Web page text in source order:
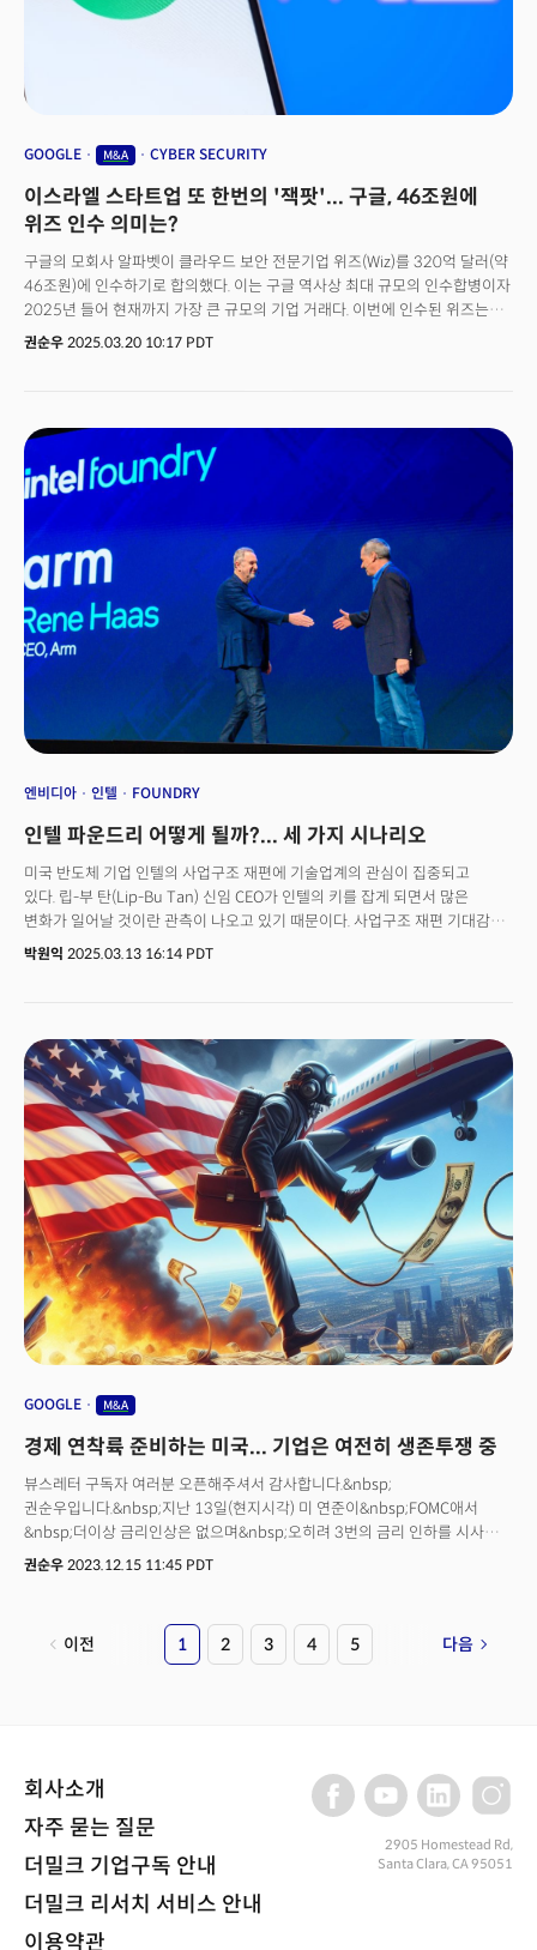
GOOGLE M&A CYBER SECURITY
이스라엘 스타트업 또 한번의 '잭팟'... 구글, 46조원에
위즈 인수 의미는?
구글의 모회사 알파벳이 클라우드 보안 전문기업 위즈(Wiz)를 320억 달러(약
46조원)에 인수하기로 합의했다. 이는 구글 역사상 최대 규모의 인수합병이자
2025년 들어 현재까지 가장 큰 규모의 기업 거래다. 이번에 인수된 위즈는
이스라엘 출신 스타트업으로 또 한번의 '잭팟 신화'를 만들게 됐다. 19일
위협을 식별하는 기술을 보유한 클라우드 보안 소프트웨어 기업이다. 현재
아마존웹서비스(AWS), 마이크로소프트(MS), 구글 등 주요 클라우드 기업들에
보안 서비스를 제공 중이다. 위즈는 2020년 아사프 라파포트 CEO가 설립한
신생 기업으로, 설립 후 빠르게 성장, 지난해 말 160억 달러의 기업가치를
인정받았다. 세쿼이아 캐피털, 안드레센 호로위츠, 인덱스 벤처스, 그리노크스
등 실리콘밸리의 유명 벤처캐피털들로부터 투자를 유치한 바 있다.알파벳은
이미 지난해에도 위즈 인수를 시도했으나 당시 제시한 230억 달러의
인수가가 거절되면서 무산됐다. 당시 위즈 측은 기업공개(IPO)를 추진한다는
이유로 인수 제안을 거절했으나, 최근 IPO 시장이 침체되면서 인수합병을
다시 검토하게 되었고, 결국 더 높은 금액에 합의가 이루어졌다.이번 인수는
구글이 2012년 모토로라 모빌리티를 125억 달러에 인수한 기록의 두 배를
훨씬 웃도는 규모로, 구글 역사상 최대 규모의 인수합병이 될 전망이다.
권순우 2025.03.20 10:17 PDT
엔비디아 인텔 FOUNDRY
인텔 파운드리 어떻게 될까?... 세 가지 시나리오
미국 반도체 기업 인텔의 사업구조 재편에 기술업계의 관심이 집중되고
있다. 립-부 탄(Lip-Bu Tan) 신임 CEO가 인텔의 키를 잡게 되면서 많은
변화가 일어날 것이란 관측이 나오고 있기 때문이다. 사업구조 재편 기대감에
13일(현지시각) 인텔의 주가는 14.6% 급등한 23.70달러에 거래를 마쳤다.
진스너, 미셸 존스턴 홀트하우스 임시 공동 CEO 체제로 운영됐었다. 탄 신임
CEO는 지난 2024년 8월 인텔 이사회에서 물러난 후 인텔 이사회에 다시
합류하게 됐다.
박원익 2025.03.13 16:14 PDT
GOOGLE M&A
경제 연착륙 준비하는 미국... 기업은 여전히 생존투쟁 중
뷰스레터 구독자 여러분 오픈해주셔서 감사합니다.&nbsp;
권순우입니다.&nbsp;지난 13일(현지시각) 미 연준이&nbsp;FOMC애서
&nbsp;더이상 금리인상은 없으며&nbsp;오히려 3번의 금리 인하를 시사한
이후 미국 현지는 내년 경기 '연착륙'((Soft Landing)에 대한 기대가 크게
시그널이었습니다.&nbsp;&nbsp;&nbsp;때문에 뉴욕 타임즈는 "연준은
연착륙을 시도하고 있나?" USA 투데이는 "연준의 금리인상이 중단되면서
나스닥도 0.19% 상승하며 마감했습니다.&nbsp;국채 금리도 내년 금리인하
가능성에 국채 매수세 강화 속에 10년물 국채금리는 3.94%로 8월 이후
처음으로 4% 아래로 떨어졌습니다.&nbsp;&nbsp;그러나 연준이 ‘피봇’
시그널을 내비쳤다고 해서 바로 경제상황이 달라지는 것은 아닙니다.
미국인들의 체감 경기는 긍정적이지 않습니다. 최근 뱅크레이트가 실시한
설문조사에 따르면 미국 성인 59%가 미국 경제가 침체기에 있다고 느끼는
것으로 나타났습니다. 소득과 관계없이 모든 가구가 재정과 관련한 압박을
받고 있는 것으로 조사됐습니다.&nbsp;기업들도 구조조정을 멈추지 않고
권순우 2023.12.15 11:45 PDT
이전 1 2 3 4 5 다음
회사소개
자주 묻는 질문
더밀크 기업구독 안내
더밀크 리서치 서비스 안내
이용약관
2905 Homestead Rd,
Santa Clara, CA 95051